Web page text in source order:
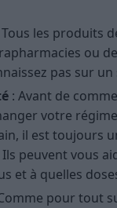
Tous les produits
ou
pas sur
: Avant de
votre
il est toujours
peuvent vous
et à quelles
pour tout